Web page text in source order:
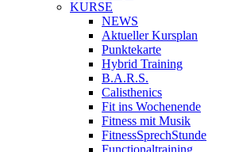
KURSE
NEWS
Aktueller Kursplan
Punktekarte
Hybrid Training
B.A.R.S.
Calisthenics
Fit ins Wochenende
Fitness mit Musik
FitnessSprechStunde
Functionaltraining